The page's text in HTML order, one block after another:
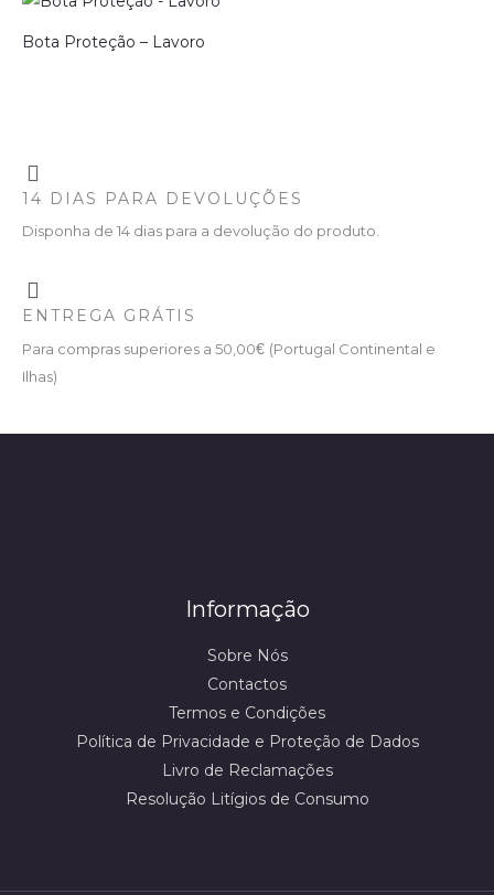
Bota Proteção – Lavoro
14 DIAS PARA DEVOLUÇÕES
Disponha de 14 dias para a devolução do produto.
ENTREGA GRÁTIS
Para compras superiores a 50,00€ (Portugal Continental e
Ilhas)
Informação
Sobre Nós
Contactos
Termos e Condições
Política de Privacidade e Proteção de Dados
Livro de Reclamações
Resolução Litígios de Consumo